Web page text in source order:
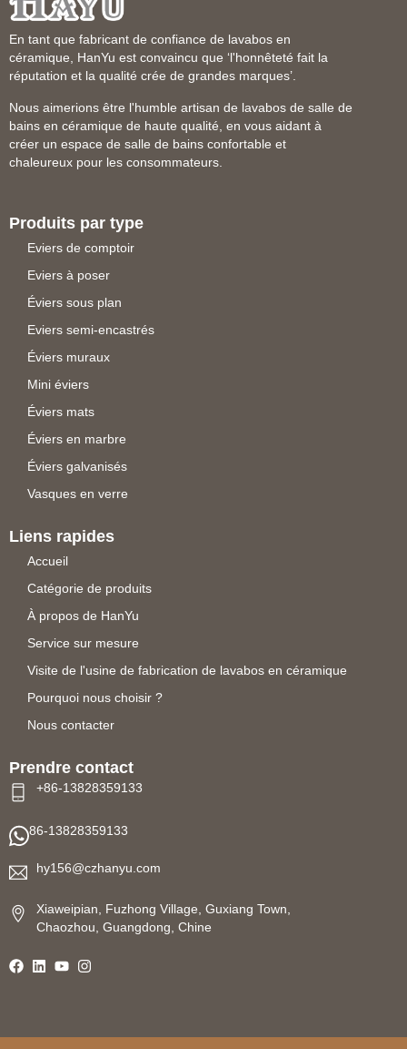
En tant que fabricant de confiance de lavabos en
céramique, HanYu est convaincu que ‘l'honnêteté fait la
réputation et la qualité crée de grandes marques’.
Nous aimerions être l'humble artisan de lavabos de salle de
bains en céramique de haute qualité, en vous aidant à
créer un espace de salle de bains confortable et
chaleureux pour les consommateurs.
Produits par type
Eviers de comptoir
Eviers à poser
Éviers sous plan
Eviers semi-encastrés
Éviers muraux
Mini éviers
Éviers mats
Éviers en marbre
Éviers galvanisés
Vasques en verre
Liens rapides
Accueil
Catégorie de produits
À propos de HanYu
Service sur mesure
Visite de l'usine de fabrication de lavabos en céramique
Pourquoi nous choisir ?
Nous contacter
Prendre contact
+86-13828359133
86-13828359133
hy156@czhanyu.com
Xiaweipian, Fuzhong Village, Guxiang Town,
Chaozhou, Guangdong, Chine